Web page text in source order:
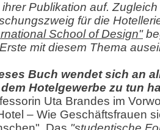
ihrer Publikation auf.
für die
School of Design"
mit diesem Thema
Buch wendet sich an
Hotelgewerbe zu tun
Uta Brandes im
– Wie Geschäftsfrauen